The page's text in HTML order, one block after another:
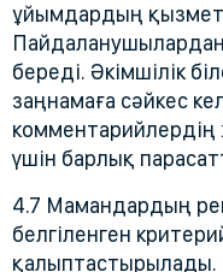
ұйымдардың
береді. Әкімшілік
заңнамаға сәйкес
үшін барлық
4.7 Мамандардың
белгіленген
қалыптастырылады.